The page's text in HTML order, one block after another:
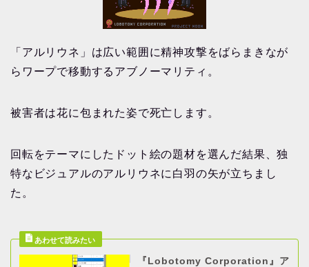
「アルリウネ」は広い範囲に精神攻撃をばらまきなが
らワープで移動するアブノーマリティ。
被害者は花に包まれた姿で死亡します。
回転をテーマにしたドット絵の題材を選んだ結果、独
特なビジュアルのアルリウネに白羽の矢が立ちまし
た。
『Lobotomy Corporation』ア